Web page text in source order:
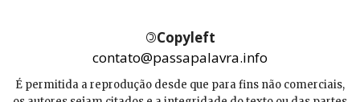
©Copyleft
contato@passapalavra.info
É permitida a reprodução desde que para fins não comerciais,